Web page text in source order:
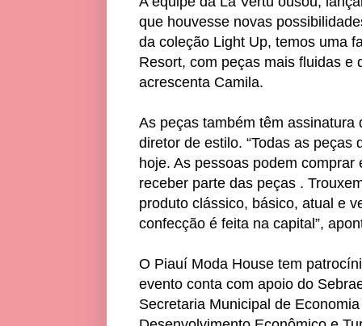
que houvesse novas
da coleção Light Up, temos uma
Resort, com peças mais fluidas e
acrescenta Camila.
As peças também têm
diretor de estilo. “Todas as
hoje. As pessoas podem
receber parte das peças .
produto clássico, básico, atual e
confecção é feita na capital”,
O Piauí Moda House tem
evento conta com apoio do
Secretaria Municipal de